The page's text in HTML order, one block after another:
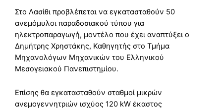
Στο Λασίθι προβλέπεται να εγκατασταθούν 50
ανεμόμυλοι παραδοσιακού τύπου για
ηλεκτροπαραγωγή, μοντέλο που έχει αναπτύξει ο
Δημήτρης Χρηστάκης, Καθηγητής στο Τμήμα
Μηχανολόγων Μηχανικών του Ελληνικού
Μεσογειακού Πανεπιστημίου.
Επίσης θα εγκατασταθούν σταθμοί μικρών
ανεμογεννητριών ισχύος 120 kW έκαστος